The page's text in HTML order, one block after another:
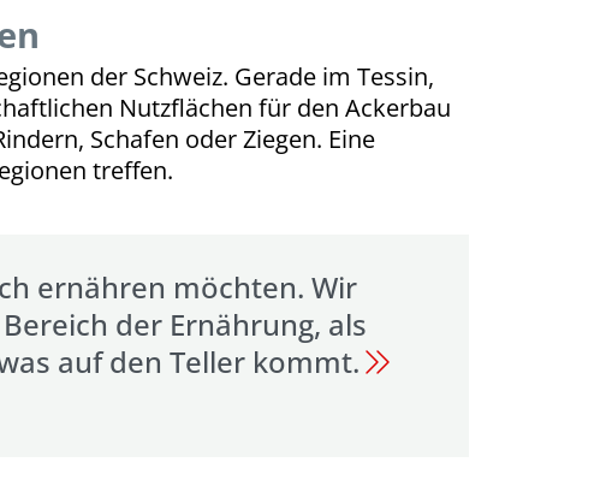
der Schweiz. Gerade im Tessin,
Nutzflächen für den Ackerbau
Schafen oder Ziegen. Eine
treffen.
ernähren möchten. Wir
der Ernährung, als
auf den Teller kommt.